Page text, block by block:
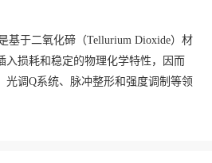
基于二氧化碲（Tellurium Dioxide）材
入损耗和稳定的物理化学特性，因而
光调Q系统、脉冲整形和强度调制等领